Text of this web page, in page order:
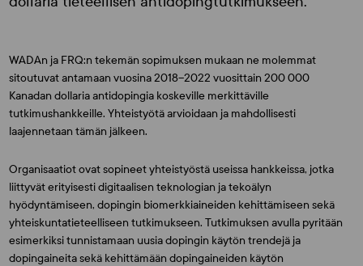
WADAn ja FRQ:n tekemän sopimuksen mukaan ne molemmat
sitoutuvat antamaan vuosina 2018–2022 vuosittain 200 000
Kanadan dollaria antidopingia koskeville merkittäville
tutkimushankkeille. Yhteistyötä arvioidaan ja mahdollisesti
laajennetaan tämän jälkeen.
Organisaatiot ovat sopineet yhteistyöstä useissa hankkeissa, jotka
liittyvät erityisesti digitaalisen teknologian ja tekoälyn
hyödyntämiseen, dopingin biomerkkiaineiden kehittämiseen sekä
yhteiskuntatieteelliseen tutkimukseen. Tutkimuksen avulla pyritään
esimerkiksi tunnistamaan uusia dopingin käytön trendejä ja
dopingaineita sekä kehittämään dopingaineiden käytön